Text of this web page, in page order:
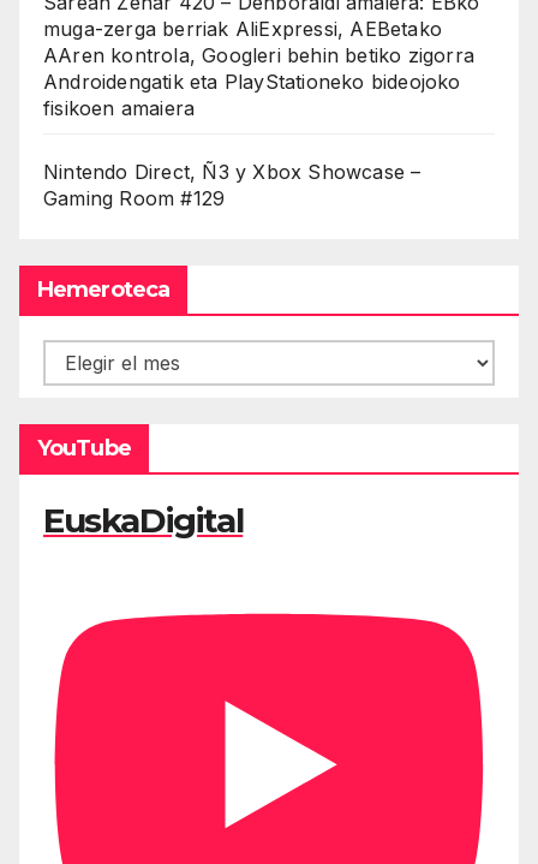
muga-zerga berriak AliExpressi, AEBetako
AAren kontrola, Googleri behin betiko zigorra
Androidengatik eta PlayStationeko bideojoko
fisikoen amaiera
Nintendo Direct, Ñ3 y Xbox Showcase –
Gaming Room #129
Hemeroteca
Hemeroteca
YouTube
EuskaDigital